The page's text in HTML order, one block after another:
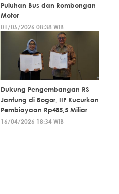
Puluhan Bus dan Rombongan
Motor
01/05/2026 08:38 WIB
Dukung Pengembangan RS
Jantung di Bogor, IIF Kucurkan
Pembiayaan Rp485,5 Miliar
16/04/2026 18:34 WIB